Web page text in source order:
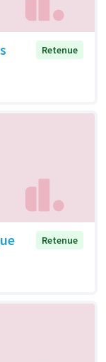
Retenue
Retenue